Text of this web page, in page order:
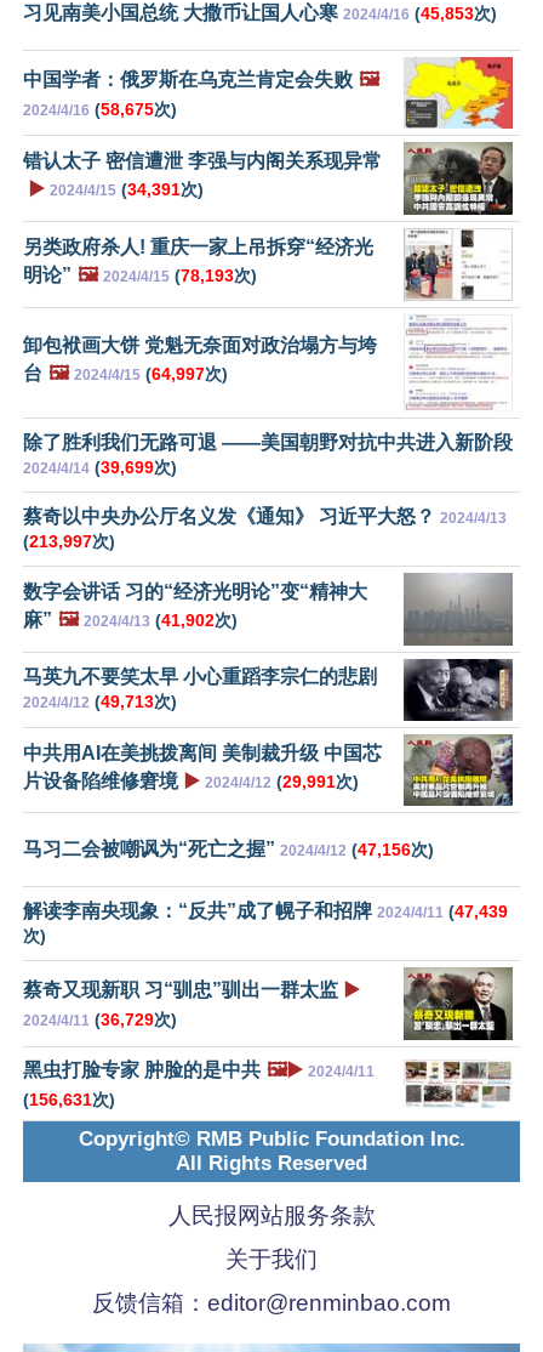
习见南美小国总统 大撒币让国人心寒 2024/4/16 (45,853次)
中国学者：俄罗斯在乌克兰肯定会失败 🖼️
2024/4/16 (58,675次)
错认太子 密信遭泄 李强与内阁关系现异常
▶️ 2024/4/15 (34,391次)
另类政府杀人! 重庆一家上吊拆穿“经济光
明论” 🖼️ 2024/4/15 (78,193次)
卸包袱画大饼 党魁无奈面对政治塌方与垮
台 🖼️ 2024/4/15 (64,997次)
除了胜利我们无路可退 ——美国朝野对抗中共进入新阶段
2024/4/14 (39,699次)
蔡奇以中央办公厅名义发《通知》 习近平大怒？ 2024/4/13
(213,997次)
数字会讲话 习的“经济光明论”变“精神大
麻” 🖼️ 2024/4/13 (41,902次)
马英九不要笑太早 小心重蹈李宗仁的悲剧
2024/4/12 (49,713次)
中共用AI在美挑拨离间 美制裁升级 中国芯
片设备陷维修窘境 ▶️ 2024/4/12 (29,991次)
马习二会被嘲讽为“死亡之握” 2024/4/12 (47,156次)
解读李南央现象：“反共”成了幌子和招牌 2024/4/11 (47,439
次)
蔡奇又现新职 习“驯忠”驯出一群太监 ▶️
2024/4/11 (36,729次)
黑虫打脸专家 肿脸的是中共 🖼️▶️ 2024/4/11
(156,631次)
Copyright© RMB Public Foundation Inc.
All Rights Reserved
人民报网站服务条款
关于我们
反馈信箱： editor@renminbao.com